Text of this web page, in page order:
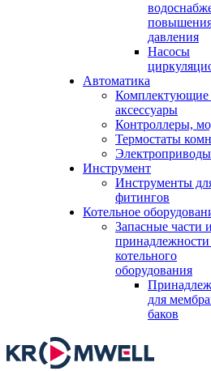
давления
Насосы
Автоматика
Комплектующие
аксессуары
Контроллеры,
Термостаты
Электроприводы
Инструмент
Инструменты
фитингов
Котельное
Запасные части и
принадлежности
котельного
оборудования
для
баков